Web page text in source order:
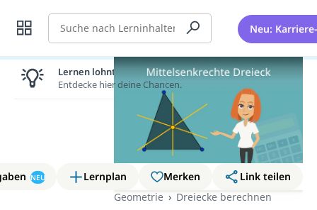
Suche Neu:
NEU Lernplan Merken
Link teilen
Geometrie
Dreiecke berechnen
Lernen lohnt sich!
Entdecke hier deine Chancen.